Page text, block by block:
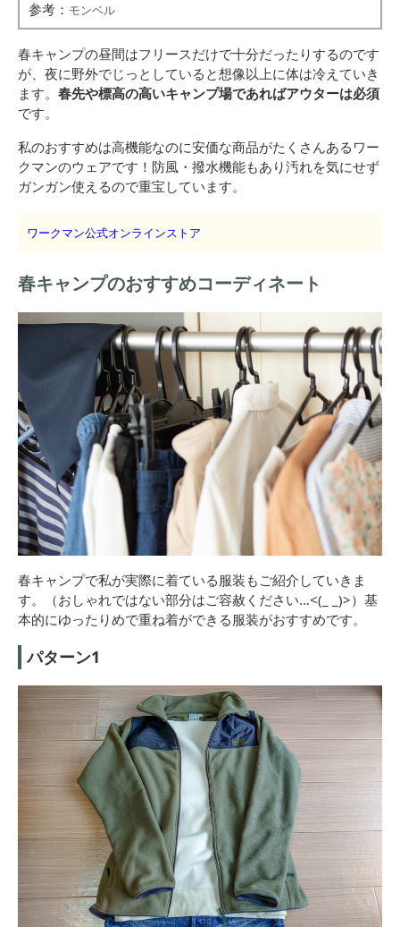
参考： モンベル
春キャンプの昼間はフリースだけで十分だったりするのです
が、夜に野外でじっとしていると想像以上に体は冷えていき
ます。 春先や標高の高いキャンプ場であればアウターは必須
です。
私のおすすめは高機能なのに安価な商品がたくさんあるワー
クマンのウェアです！防風・撥水機能もあり汚れを気にせず
ガンガン使えるので重宝しています。
ワークマン公式オンラインストア
春キャンプのおすすめコーディネート
春キャンプで私が実際に着ている服装もご紹介していきま
す。（おしゃれではない部分はご容赦ください…<(_ _)>）基
本的にゆったりめで重ね着ができる服装がおすすめです。
パターン1